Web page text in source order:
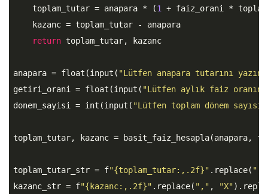
    toplam_tutar = anapara * (
1
+ faiz_orani *
    kazanc = toplam_tutar - anapara
return toplam_tutar, kazanc
anapara = float(input( "Lütfen anapara tutarını
getiri_orani = float(input( "Lütfen aylık faiz
donem_sayisi = int(input( "Lütfen toplam dönem
toplam_tutar, kazanc = basit_faiz_hesapla(anapara,
toplam_tutar_str = f"{toplam_tutar:,.2f}" .replace( ","
kazanc_str = f"{kazanc:,.2f}" .replace( "," , "X"